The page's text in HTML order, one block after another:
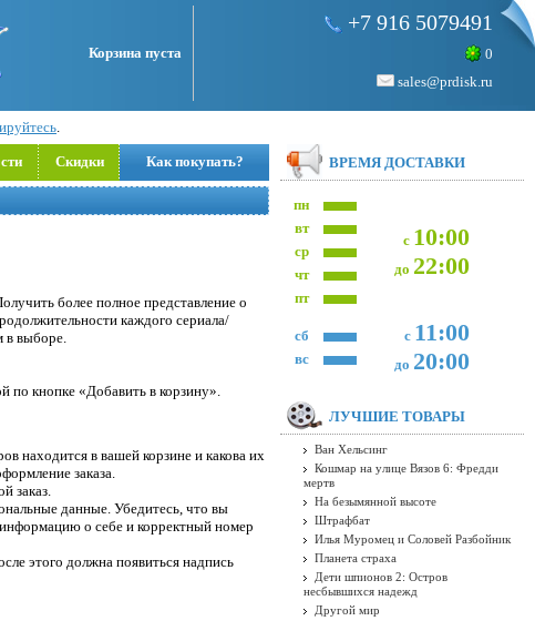
Корзина пуста
+7 916 5079491
0
sales@prdisk.ru
.
Скидки Как покупать?
более полное представление о
каждого сериала/
в выборе.
по кнопке «Добавить в корзину».
находится в вашей корзине и какова их
заказа.
заказ.
данные. Убедитесь, что вы
о себе и корректный номер
этого должна появиться надпись
ВРЕМЯ ДОСТАВКИ
пн
с 10:00
до 22:00
вт
ср
чт
пт
с 11:00
до 20:00
сб
вс
ЛУЧШИЕ ТОВАРЫ
Ван Хельсинг
Кошмар на улице Вязов 6: Фредди
мертв
На безымянной высоте
Штрафбат
Илья Муромец и Соловей Разбойник
Планета страха
Дети шпионов 2: Остров
несбывшихся надежд
Другой мир